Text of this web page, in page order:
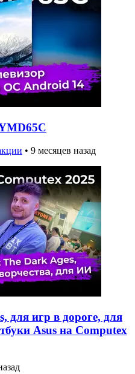
• 9 месяцев назад
для игр в дороге, для
Asus на Computex